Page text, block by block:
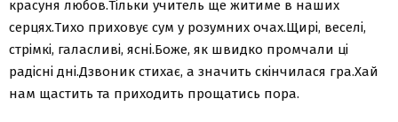
красуня любов.Тільки учитель ще житиме в наших
серцях.Тихо приховує сум у розумних очах.Щирі, веселі,
стрімкі, галасливі, ясні.Боже, як швидко промчали ці
радісні дні.Дзвоник стихає, а значить скінчилася гра.Хай
нам щастить та приходить прощатись пора.